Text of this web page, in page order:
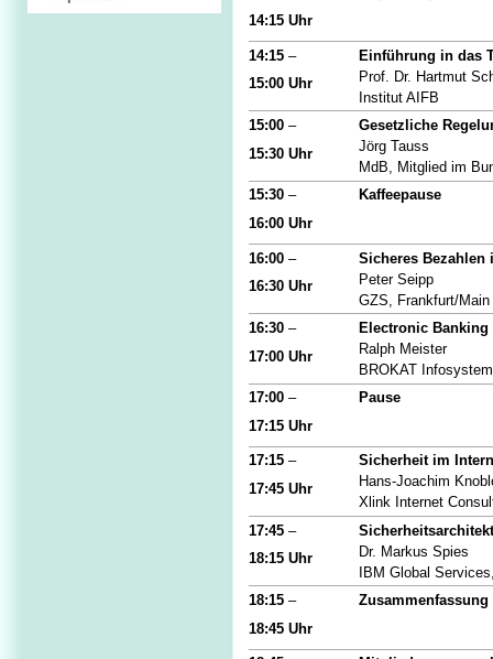
14:15 Uhr
14:15 –
15:00 Uhr
Einführung in das
Prof. Dr. Hartmut
Institut AIFB
15:00 –
15:30 Uhr
Gesetzliche
Jörg Tauss
MdB, Mitglied im
15:30 –
16:00 Uhr
Kaffeepause
16:00 –
16:30 Uhr
Sicheres Bezahlen
Peter Seipp
GZS, Frankfurt/Main
16:30 –
17:00 Uhr
Electronic Banking
Ralph Meister
BROKAT
17:00 –
17:15 Uhr
Pause
17:15 –
17:45 Uhr
Sicherheit im
Hans-Joachim
Xlink Internet
17:45 –
18:15 Uhr
Dr. Markus Spies
IBM Global
18:15 –
18:45 Uhr